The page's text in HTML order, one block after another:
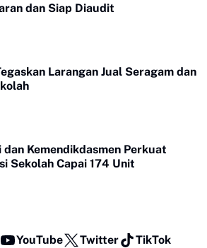
dan Siap Diaudit
Larangan Jual Seragam dan
Kemendikdasmen Perkuat
Sekolah Capai 174 Unit
YouTube Twitter TikTok